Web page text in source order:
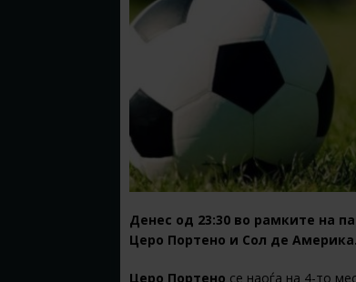
Денес од 23:30 во рамките на
Церо Портено и Сол де Америка.
Церо Портено се наоѓа на 4-то